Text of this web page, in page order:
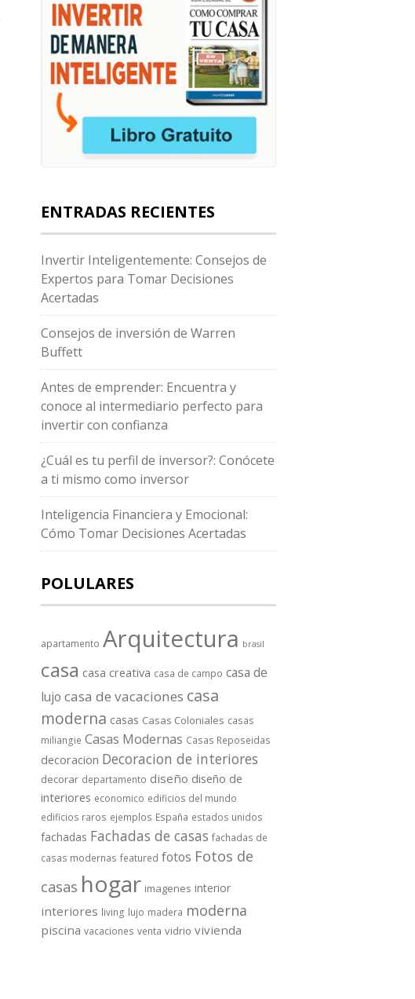
ENTRADAS RECIENTES
Invertir Inteligentemente: Consejos de
Expertos para Tomar Decisiones
Acertadas
Consejos de inversión de Warren
Buffett
Antes de emprender: Encuentra y
conoce al intermediario perfecto para
invertir con confianza
¿Cuál es tu perfil de inversor?: Conócete
a ti mismo como inversor
Inteligencia Financiera y Emocional:
Cómo Tomar Decisiones Acertadas
POLULARES
apartamento Arquitectura brasil
casa casa creativa casa de campo casa de
lujo casa de vacaciones casa
moderna casas Casas Coloniales casas
miliangie Casas Modernas Casas Reposeidas
decoracion Decoracion de interiores
decorar departamento diseño diseño de
interiores economico edificios del mundo
edificios raros ejemplos España estados unidos
fachadas Fachadas de casas fachadas de
casas modernas featured fotos Fotos de
casas hogar imagenes interior
interiores living lujo madera moderna
piscina vacaciones venta vidrio vivienda